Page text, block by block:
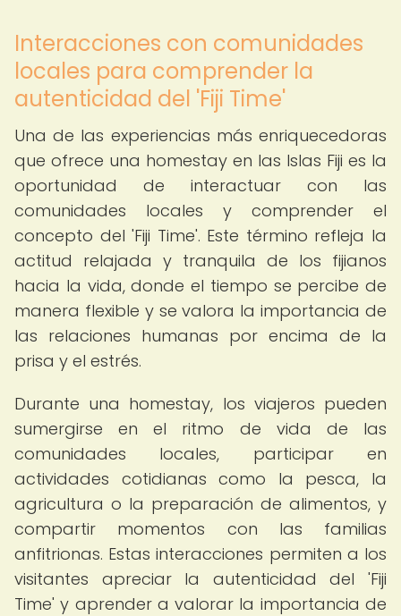
Interacciones con comunidades
locales para comprender la
autenticidad del 'Fiji Time'
Una de las experiencias más enriquecedoras
que ofrece una homestay en las Islas Fiji es la
oportunidad de interactuar con las
comunidades locales y comprender el
concepto del 'Fiji Time'. Este término refleja la
actitud relajada y tranquila de los fijianos
hacia la vida, donde el tiempo se percibe de
manera flexible y se valora la importancia de
las relaciones humanas por encima de la
prisa y el estrés.
Durante una homestay, los viajeros pueden
sumergirse en el ritmo de vida de las
comunidades locales, participar en
actividades cotidianas como la pesca, la
agricultura o la preparación de alimentos, y
compartir momentos con las familias
anfitrionas. Estas interacciones permiten a los
visitantes apreciar la autenticidad del 'Fiji
Time' y aprender a valorar la importancia de